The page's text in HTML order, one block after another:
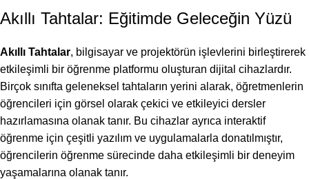
Akıllı Tahtalar: Eğitimde Geleceğin Yüzü
Akıllı Tahtalar, bilgisayar ve projektörün işlevlerini birleştirerek
etkileşimli bir öğrenme platformu oluşturan dijital cihazlardır.
Birçok sınıfta geleneksel tahtaların yerini alarak, öğretmenlerin
öğrencileri için görsel olarak çekici ve etkileyici dersler
hazırlamasına olanak tanır. Bu cihazlar ayrıca interaktif
öğrenme için çeşitli yazılım ve uygulamalarla donatılmıştır,
öğrencilerin öğrenme sürecinde daha etkileşimli bir deneyim
yaşamalarına olanak tanır.